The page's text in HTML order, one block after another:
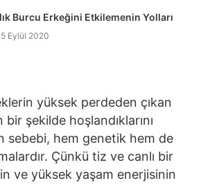
Burcu Erkeğini Etkilemenin Yolları
Eylül 2020
yüksek perdeden çıkan
şekilde hoşlandıklarını
sebebi, hem genetik hem de
Çünkü tiz ve canlı bir
ve yüksek yaşam enerjisinin